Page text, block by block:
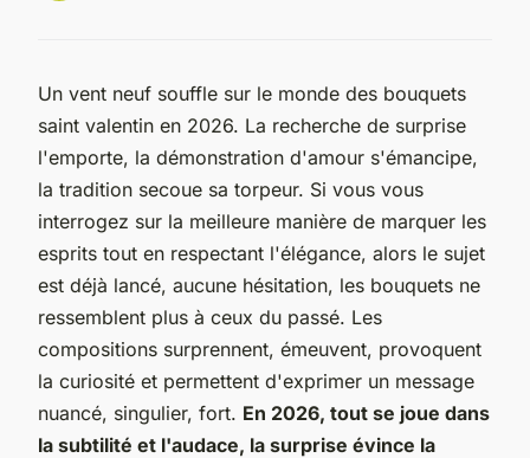
Un vent neuf souffle sur le monde des bouquets
saint valentin en 2026. La recherche de surprise
l'emporte, la démonstration d'amour s'émancipe,
la tradition secoue sa torpeur. Si vous vous
interrogez sur la meilleure manière de marquer les
esprits tout en respectant l'élégance, alors le sujet
est déjà lancé, aucune hésitation, les bouquets ne
ressemblent plus à ceux du passé. Les
compositions surprennent, émeuvent, provoquent
la curiosité et permettent d'exprimer un message
nuancé, singulier, fort. En 2026, tout se joue dans
la subtilité et l'audace, la surprise évince la